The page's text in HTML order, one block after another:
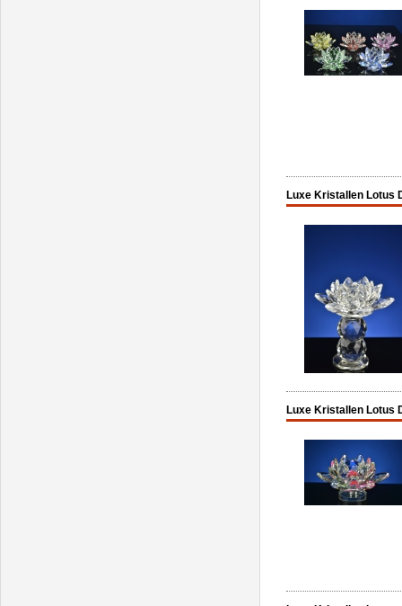
Luxe Kristallen Lotus
Luxe Kristallen Lotus